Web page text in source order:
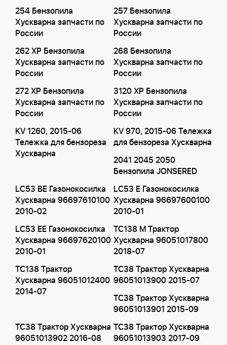
254 Бензопила
Хускварна запчасти по
России
257 Бензопила
Хускварна запчасти по
России
262 XP Бензопила
Хускварна запчасти по
России
268 Бензопила
Хускварна запчасти по
России
272 XP Бензопила
Хускварна запчасти по
России
3120 XP Бензопила
Хускварна запчасти по
России
KV 1260, 2015-06
Тележка для бензореза
Хускварна
KV 970, 2015-06 Тележка
для бензореза Хускварна
2041 2045 2050
Бензопила JONSERED
LC53 BE Газонокосилка
Хускварна 96697610100
2010-02
LC53 E Газонокосилка
Хускварна 96697600100
2010-01
LC53 EE Газонокосилка
Хускварна 96697620100
2010-01
TC138 M Трактор
Хускварна 96051017800
2018-07
TC138 Трактор
Хускварна 96051012400
2014-07
TC38 Трактор Хускварна
96051013900 2015-07
TC38 Трактор Хускварна
96051013901 2015-09
TC38 Трактор Хускварна
96051013902 2016-08
TC38 Трактор Хускварна
96051013903 2017-09